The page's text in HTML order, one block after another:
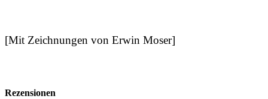
[Mit Zeichnungen von Erwin Moser]
Rezensionen